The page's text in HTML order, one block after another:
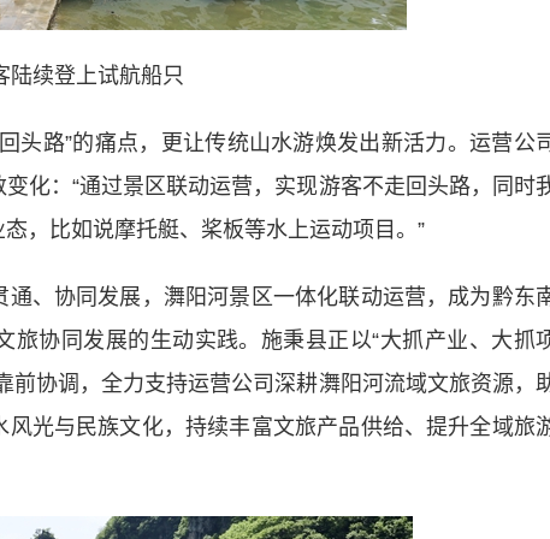
陆续登上试航船只
路”的痛点，更让传统山水游焕发出新活力。运营公
化：“通过景区联动运营，实现游客不走回头路，同时
，比如说摩托艇、桨板等水上运动项目。”
、协同发展，㵲阳河景区一体化联动运营，成为黔东
旅协同发展的生动实践。施秉县正以“大抓产业、大抓
前协调，全力支持运营公司深耕㵲阳河流域文旅资源，
光与民族文化，持续丰富文旅产品供给、提升全域旅